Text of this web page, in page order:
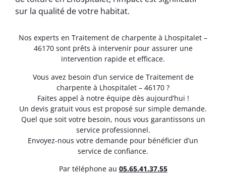
sur la qualité de votre habitat.
Nos experts en Traitement de charpente à Lhospitalet –
46170 sont prêts à intervenir pour assurer une
intervention rapide et efficace.
Vous avez besoin d’un service de Traitement de
charpente à Lhospitalet – 46170 ?
Faites appel à notre équipe dès aujourd’hui !
Un devis gratuit vous est proposé sur simple demande.
Quel que soit votre besoin, nous vous garantissons un
service professionnel.
Envoyez-nous votre demande pour bénéficier d’un
service de confiance.
Par téléphone au 05.65.41.37.55